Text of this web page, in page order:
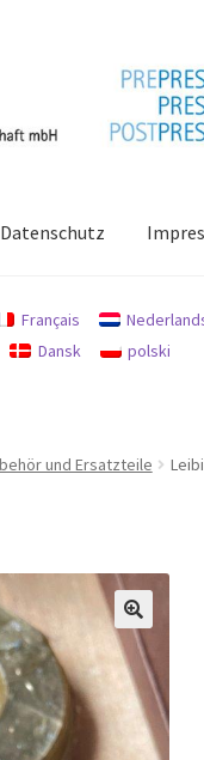
Datenschutz
Français
Dansk polski
und Ersatzteile